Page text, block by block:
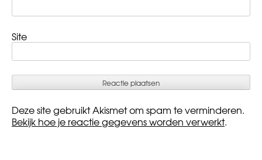
Site
Deze site gebruikt Akismet om spam te verminderen.
Bekijk hoe je reactie gegevens worden verwerkt.